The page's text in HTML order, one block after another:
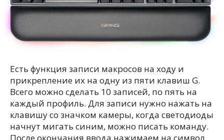
Есть функция записи макросов на ходу и
прикрепление их на одну из пяти клавиш G.
Всего можно сделать 10 записей, по пять на
каждый профиль. Для записи нужно нажать на
клавишу со значком камеры, когда светодиоды
начнут мигать синим, можно писать команду.
После окончания ввода нажимаем на символ